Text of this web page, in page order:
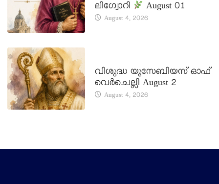
ലിഗ്വോറി
August 01
August 4, 2026
വിശുദ്ധ യൂസേബിയസ് ഓഫ്
വെർചെല്ലി August 2
August 4, 2026